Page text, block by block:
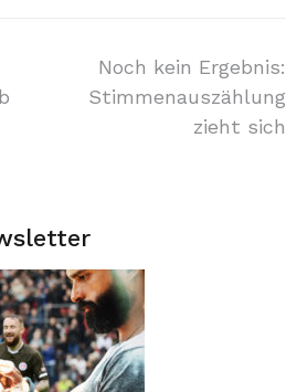
Noch kein Ergebnis:
Stimmenauszählung
zieht sich